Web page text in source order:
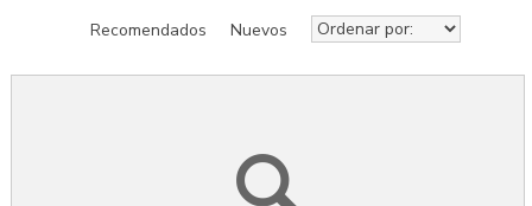
Recomendados Nuevos